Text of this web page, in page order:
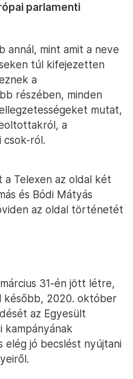
parlamenti
annál, mint amit a neve
túl kifejezetten
a
részében, minden
mutat,
a
csok-ról.
Telexen az oldal két
és Bódi Mátyás
az oldal történetét
31-én jött létre,
később, 2020. október
az Egyesült
kampányának
elég jó becslést nyújtani